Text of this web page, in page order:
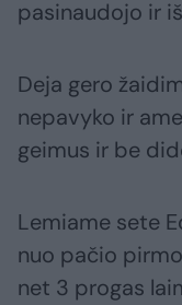
pasinaudojo ir
Deja gero
nepavyko ir
geimus ir be
Lemiame sete
nuo pačio
net 3 progas